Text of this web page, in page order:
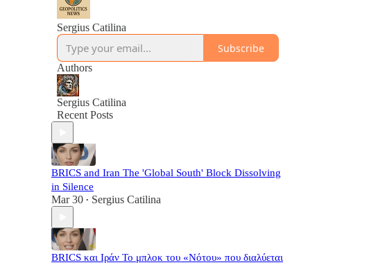
Sergius Catilina
Subscribe
Authors
Sergius Catilina
Recent Posts
BRICS and Iran The 'Global South' Block Dissolving
in Silence
Mar 30 • Sergius Catilina
BRICS και Ιράν Το μπλοκ του «Νότου» που διαλύεται